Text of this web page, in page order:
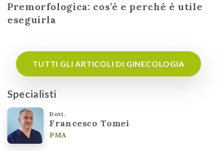
Premorfologica: cos’è e perché è utile
eseguirla
TUTTI GLI ARTICOLI DI GINECOLOGIA
Specialisti
Dott.
Francesco Tomei
PMA